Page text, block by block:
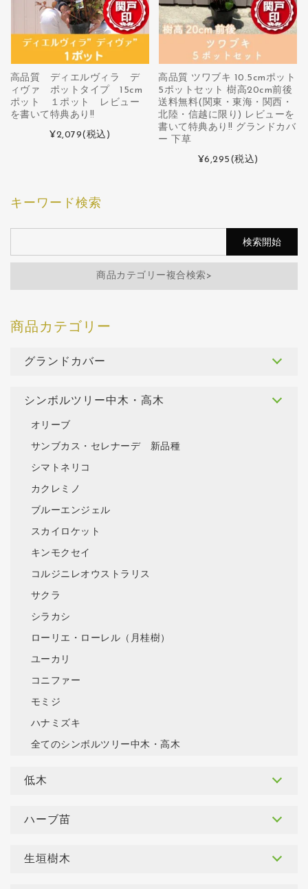
高品質 ディエルヴィラ デ
ィヴァ ポットタイプ 15cm
ポット １ポット レビュー
を書いて特典あり!!
¥2,079(税込)
高品質 ツワブキ 10.5cmポット
5ポットセット 樹高20cm前後
送料無料(関東・東海・関西・
北陸・信越に限り) レビューを
書いて特典あり!! グランドカバ
ー 下草
¥6,295 (税込)
キーワード検索
商品カテゴリー複合検索>
グランドカバー
シンボルツリー中木・高木
オリーブ
サンブカス・セレナーデ 新品種
シマトネリコ
カクレミノ
ブルーエンジェル
スカイロケット
キンモクセイ
コルジニレオウストラリス
サクラ
シラカシ
ローリエ・ローレル（月桂樹）
ユーカリ
コニファー
モミジ
ハナミズキ
全てのシンボルツリー中木・高木
低木
ハーブ苗
生垣樹木